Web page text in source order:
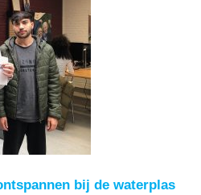
bij de waterplas